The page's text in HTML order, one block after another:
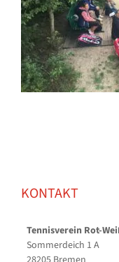
KONTAKT
Tennisverein Rot-
Sommerdeich 1 A